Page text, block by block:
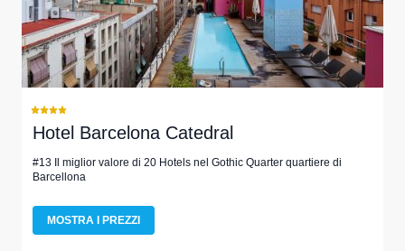
Hotel Barcelona Catedral
#13 Il miglior valore di 20 Hotels nel Gothic Quarter quartiere di
Barcellona
MOSTRA I PREZZI